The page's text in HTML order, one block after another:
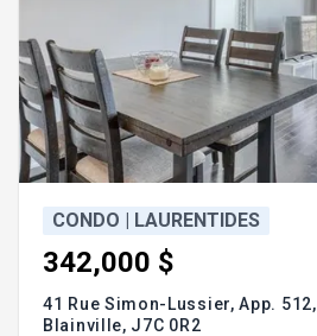
CONDO | LAURENTIDES
342,000 $
41 Rue Simon-Lussier, App. 512,
Blainville, J7C 0R2